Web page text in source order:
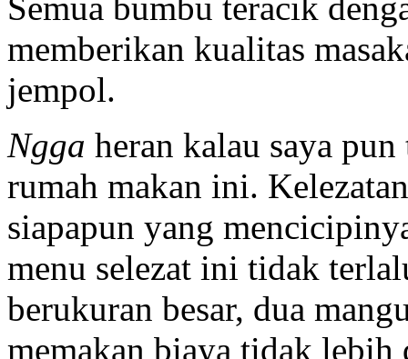
memberikan kualitas
jempol.
Ngga heran kalau saya
rumah makan ini.
siapapun yang
menu selezat ini tidak
berukuran besar, dua
memakan biaya tidak